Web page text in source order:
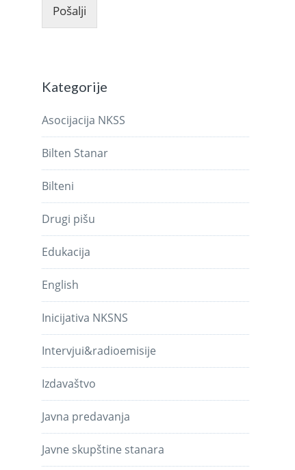
Pošalji
Kategorije
Asocijacija NKSS
Bilten Stanar
Bilteni
Drugi pišu
Edukacija
English
Inicijativa NKSNS
Intervjui&radioemisije
Izdavaštvo
Javna predavanja
Javne skupštine stanara